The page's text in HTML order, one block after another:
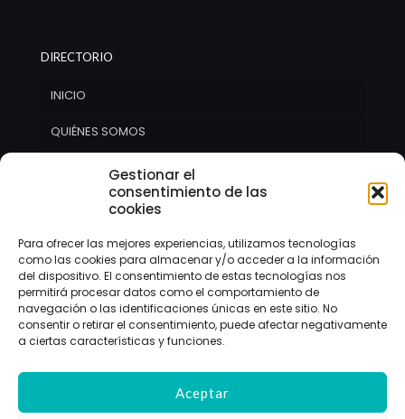
Gestionar el
consentimiento de las
cookies
Para ofrecer las mejores experiencias, utilizamos tecnologías
como las cookies para almacenar y/o acceder a la información
del dispositivo. El consentimiento de estas tecnologías nos
permitirá procesar datos como el comportamiento de
navegación o las identificaciones únicas en este sitio. No
consentir o retirar el consentimiento, puede afectar negativamente
a ciertas características y funciones.
Aceptar
DIRECTORIO
INICIO
QUIÉNES SOMOS
SERVICIOS
CONTACTO
NOTICIAS
© 2024 buadesdearmenteras.com | Todos los
derechos reservados